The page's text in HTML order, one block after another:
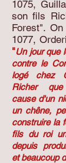
1075,
son fils
Forest".
1077,
"Un jour que
contre le
logé chez
Richer
cause d'un
un chêne,
construire la
fils du roi
depuis
et beaucoup